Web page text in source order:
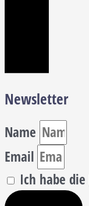
Newsletter
Name
Email
Ich habe die